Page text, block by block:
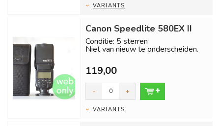
VARIANTS
Canon Speedlite 580EX II
Conditie: 5 sterren
Niet van nieuw te onderscheiden.
Inclusief 6 maanden garantie en
gratis verz...
119,00
- +
VARIANTS